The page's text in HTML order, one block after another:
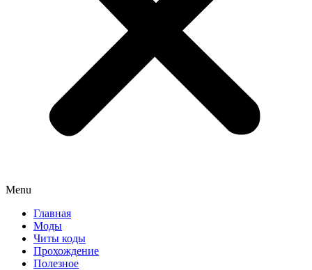
Menu
Главная
Моды
Читы коды
Прохождение
Полезное